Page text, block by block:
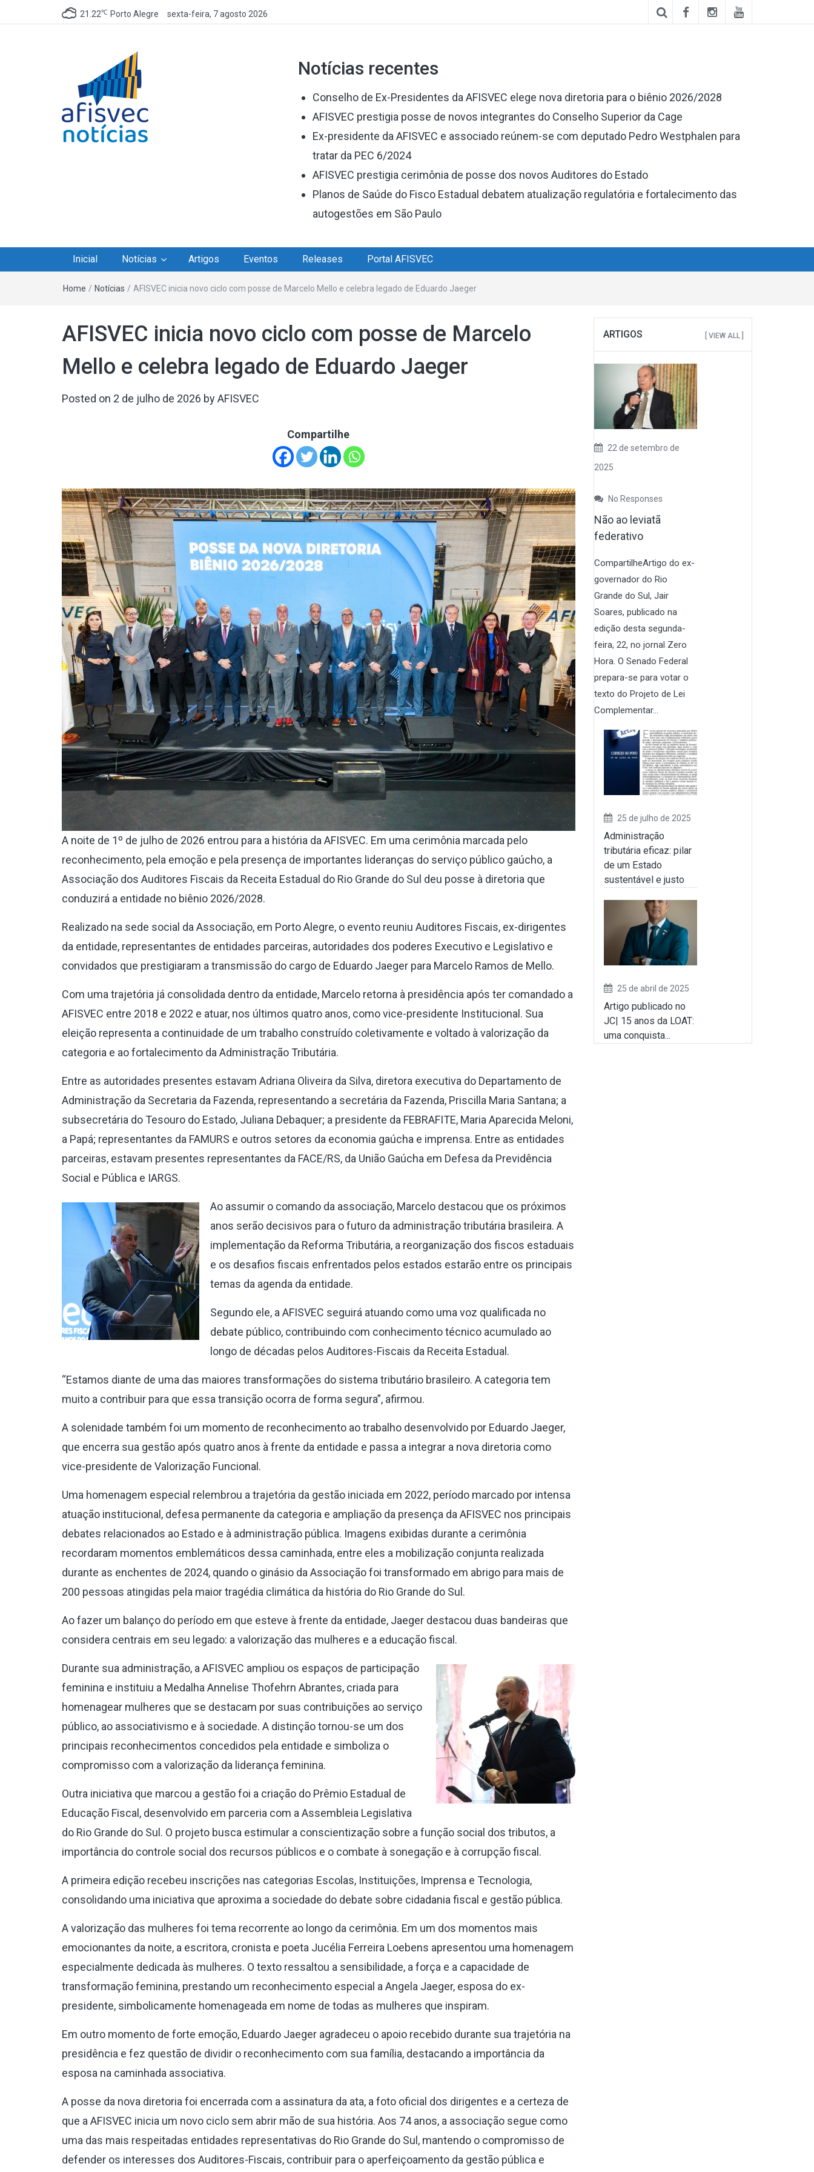
21.22℃ Porto Alegre sexta-feira, 7 agosto 2026
Notícias recentes
Conselho de Ex-Presidentes da AFISVEC elege nova diretoria para o biênio 2026/2028
AFISVEC prestigia posse de novos integrantes do Conselho Superior da Cage
Ex-presidente da AFISVEC e associado reúnem-se com deputado Pedro Westphalen para
tratar da PEC 6/2024
AFISVEC prestigia cerimônia de posse dos novos Auditores do Estado
Planos de Saúde do Fisco Estadual debatem atualização regulatória e fortalecimento das
autogestões em São Paulo
Inicial Notícias Artigos Eventos Releases Portal AFISVEC
Home / Notícias / AFISVEC inicia novo ciclo com posse de Marcelo Mello e celebra legado de Eduardo Jaeger
AFISVEC inicia novo ciclo com posse de Marcelo
Mello e celebra legado de Eduardo Jaeger
Posted on 2 de julho de 2026 byAFISVEC
Compartilhe
A noite de 1º de julho de 2026 entrou para a história da AFISVEC. Em uma cerimônia marcada pelo
reconhecimento, pela emoção e pela presença de importantes lideranças do serviço público gaúcho, a
Associação dos Auditores Fiscais da Receita Estadual do Rio Grande do Sul deu posse à diretoria que
conduzirá a entidade no biênio 2026/2028.
Realizado na sede social da Associação, em Porto Alegre, o evento reuniu Auditores Fiscais, ex-dirigentes
da entidade, representantes de entidades parceiras, autoridades dos poderes Executivo e Legislativo e
convidados que prestigiaram a transmissão do cargo de Eduardo Jaeger para Marcelo Ramos de Mello.
Com uma trajetória já consolidada dentro da entidade, Marcelo retorna à presidência após ter comandado a
AFISVEC entre 2018 e 2022 e atuar, nos últimos quatro anos, como vice-presidente Institucional. Sua
eleição representa a continuidade de um trabalho construído coletivamente e voltado à valorização da
categoria e ao fortalecimento da Administração Tributária.
Entre as autoridades presentes estavam Adriana Oliveira da Silva, diretora executiva do Departamento de
Administração da Secretaria da Fazenda, representando a secretária da Fazenda, Priscilla Maria Santana; a
subsecretária do Tesouro do Estado, Juliana Debaquer; a presidente da FEBRAFITE, Maria Aparecida Meloni,
a Papá; representantes da FAMURS e outros setores da economia gaúcha e imprensa. Entre as entidades
parceiras, estavam presentes representantes da FACE/RS, da União Gaúcha em Defesa da Previdência
Social e Pública e IARGS.
Ao assumir o comando da associação, Marcelo destacou que os próximos
anos serão decisivos para o futuro da administração tributária brasileira. A
implementação da Reforma Tributária, a reorganização dos fiscos estaduais
e os desafios fiscais enfrentados pelos estados estarão entre os principais
temas da agenda da entidade.
Segundo ele, a AFISVEC seguirá atuando como uma voz qualificada no
debate público, contribuindo com conhecimento técnico acumulado ao
longo de décadas pelos Auditores-Fiscais da Receita Estadual.
“Estamos diante de uma das maiores transformações do sistema tributário brasileiro. A categoria tem
muito a contribuir para que essa transição ocorra de forma segura”, afirmou.
A solenidade também foi um momento de reconhecimento ao trabalho desenvolvido por Eduardo Jaeger,
que encerra sua gestão após quatro anos à frente da entidade e passa a integrar a nova diretoria como
vice-presidente de Valorização Funcional.
Uma homenagem especial relembrou a trajetória da gestão iniciada em 2022, período marcado por intensa
atuação institucional, defesa permanente da categoria e ampliação da presença da AFISVEC nos principais
debates relacionados ao Estado e à administração pública. Imagens exibidas durante a cerimônia
recordaram momentos emblemáticos dessa caminhada, entre eles a mobilização conjunta realizada
durante as enchentes de 2024, quando o ginásio da Associação foi transformado em abrigo para mais de
200 pessoas atingidas pela maior tragédia climática da história do Rio Grande do Sul.
Ao fazer um balanço do período em que esteve à frente da entidade, Jaeger destacou duas bandeiras que
considera centrais em seu legado: a valorização das mulheres e a educação fiscal.
Durante sua administração, a AFISVEC ampliou os espaços de participação
feminina e instituiu a Medalha Annelise Thofehrn Abrantes, criada para
homenagear mulheres que se destacam por suas contribuições ao serviço
público, ao associativismo e à sociedade. A distinção tornou-se um dos
principais reconhecimentos concedidos pela entidade e simboliza o
compromisso com a valorização da liderança feminina.
Outra iniciativa que marcou a gestão foi a criação do Prêmio Estadual de
Educação Fiscal, desenvolvido em parceria com a Assembleia Legislativa
do Rio Grande do Sul. O projeto busca estimular a conscientização sobre a função social dos tributos, a
importância do controle social dos recursos públicos e o combate à sonegação e à corrupção fiscal.
A primeira edição recebeu inscrições nas categorias Escolas, Instituições, Imprensa e Tecnologia,
consolidando uma iniciativa que aproxima a sociedade do debate sobre cidadania fiscal e gestão pública.
A valorização das mulheres foi tema recorrente ao longo da cerimônia. Em um dos momentos mais
emocionantes da noite, a escritora, cronista e poeta Jucélia Ferreira Loebens apresentou uma homenagem
especialmente dedicada às mulheres. O texto ressaltou a sensibilidade, a força e a capacidade de
transformação feminina, prestando um reconhecimento especial a Angela Jaeger, esposa do ex-
presidente, simbolicamente homenageada em nome de todas as mulheres que inspiram.
Em outro momento de forte emoção, Eduardo Jaeger agradeceu o apoio recebido durante sua trajetória na
presidência e fez questão de dividir o reconhecimento com sua família, destacando a importância da
esposa na caminhada associativa.
A posse da nova diretoria foi encerrada com a assinatura da ata, a foto oficial dos dirigentes e a certeza de
que a AFISVEC inicia um novo ciclo sem abrir mão de sua história. Aos 74 anos, a associação segue como
uma das mais respeitadas entidades representativas do Rio Grande do Sul, mantendo o compromisso de
defender os interesses dos Auditores-Fiscais, contribuir para o aperfeiçoamento da gestão pública e
ARTIGOS [ VIEW ALL ]
22 de setembro de
2025
No Responses
Não ao leviatã
federativo
CompartilheArtigo do ex-
governador do Rio
Grande do Sul, Jair
Soares, publicado na
edição desta segunda-
feira, 22, no jornal Zero
Hora. O Senado Federal
prepara-se para votar o
texto do Projeto de Lei
Complementar...
25 de julho de 2025
Administração
tributária eficaz: pilar
de um Estado
sustentável e justo
25 de abril de 2025
Artigo publicado no
JC| 15 anos da LOAT:
uma conquista...